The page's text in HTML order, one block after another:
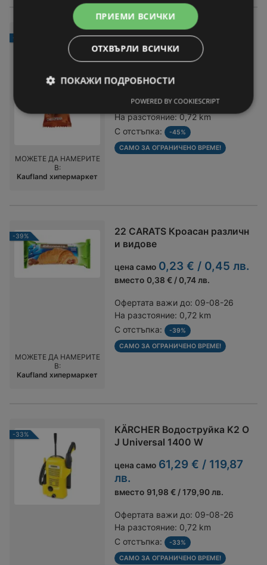
-45%
Familiа Hit Сладолед Chocom
ania различни вкусове
вместо 1,25 € / 2,44 лв.
Офертата важи до: 09-08-26
На разстояние: 0,72 km
С отстъпка:
-45%
САМО ЗА ОГРАНИЧЕНО ВРЕМЕ!
МОЖЕТЕ ДА НАМЕРИТЕ
В:
Kaufland хипермаркет
-39%
22 CARATS Кроасан различн
и видове
цена само 0,23 € / 0,45 лв.
вместо 0,38 € / 0,74 лв.
Офертата важи до: 09-08-26
На разстояние: 0,72 km
С отстъпка:
-39%
САМО ЗА ОГРАНИЧЕНО ВРЕМЕ!
МОЖЕТЕ ДА НАМЕРИТЕ
В:
Kaufland хипермаркет
-33%
KÄRCHER Водоструйка K2 O
J Universal 1400 W
цена само 61,29 € / 119,87
лв.
вместо 91,98 € / 179,90 лв.
Офертата важи до: 09-08-26
На разстояние: 0,72 km
С отстъпка:
-33%
САМО ЗА ОГРАНИЧЕНО ВРЕМЕ!
ПРИЕМИ ВСИЧКИ
ОТХВЪРЛИ ВСИЧКИ
ПОКАЖИ ПОДРОБНОСТИ
POWERED BY COOKIESCRIPT